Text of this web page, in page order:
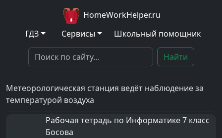
HomeWorkHelper.ru
ГДЗ
Сервисы Школьный помощник
Найти
Метеорологическая станция ведёт наблюдение за
температурой воздуха
Рабочая тетрадь по Информатике 7 класс
Босова